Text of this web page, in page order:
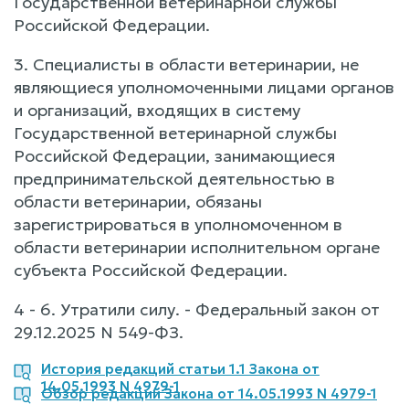
Российской Федерации.
3. Специалисты в области ветеринарии, не
являющиеся уполномоченными лицами органов
и организаций, входящих в систему
Государственной ветеринарной службы
Российской Федерации, занимающиеся
предпринимательской деятельностью в
области ветеринарии, обязаны
зарегистрироваться в уполномоченном в
области ветеринарии исполнительном органе
субъекта Российской Федерации.
4 - 6. Утратили силу. - Федеральный закон от
29.12.2025 N 549-ФЗ.
История редакций статьи 1.1 Закона от
14.05.1993 N 4979-1
Обзор редакций Закона от 14.05.1993 N 4979-1